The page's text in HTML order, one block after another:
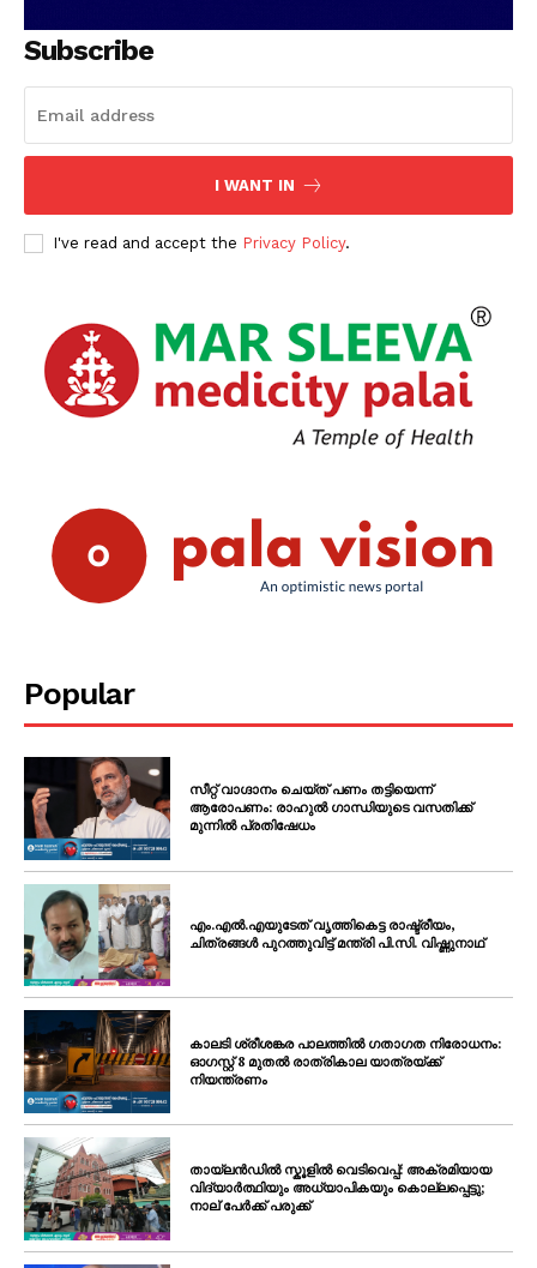
Subscribe
I WANT IN
I've read and accept the Privacy Policy.
Popular
സീറ്റ് വാഗ്ദാനം ചെയ്ത് പണം തട്ടിയെന്ന്
ആരോപണം: രാഹുൽ ഗാന്ധിയുടെ വസതിക്ക്
മുന്നിൽ പ്രതിഷേധം
എം.എൽ.എയുടേത് വൃത്തികെട്ട രാഷ്ട്രീയം,
ചിത്രങ്ങൾ പുറത്തുവിട്ട് മന്ത്രി പി.സി. വിഷ്ണുനാഥ്
കാലടി ശ്രീശങ്കര പാലത്തിൽ ഗതാഗത നിരോധനം:
ഓഗസ്റ്റ് 8 മുതൽ രാത്രികാല യാത്രയ്ക്ക്
നിയന്ത്രണം
തായ്ലൻഡിൽ സ്കൂളിൽ വെടിവെപ്പ്: അക്രമിയായ
വിദ്യാർത്ഥിയും അധ്യാപികയും കൊല്ലപ്പെട്ടു;
നാല് പേർക്ക് പരുക്ക്